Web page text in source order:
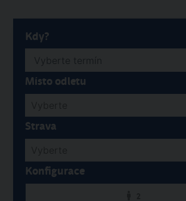
Kdy?
Místo odletu
Strava
Konfigurace